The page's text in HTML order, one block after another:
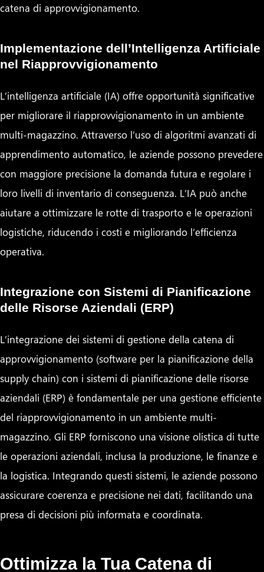
catena di approvvigionamento.
Implementazione dell’Intelligenza Artificiale
nel Riapprovvigionamento
L’intelligenza artificiale (IA) offre opportunità significative
per migliorare il riapprovvigionamento in un ambiente
multi-magazzino. Attraverso l’uso di algoritmi avanzati di
apprendimento automatico, le aziende possono prevedere
con maggiore precisione la domanda futura e regolare i
loro livelli di inventario di conseguenza. L’IA può anche
aiutare a ottimizzare le rotte di trasporto e le operazioni
logistiche, riducendo i costi e migliorando l’efficienza
operativa.
Integrazione con Sistemi di Pianificazione
delle Risorse Aziendali (ERP)
L’integrazione dei sistemi di gestione della catena di
approvvigionamento (software per la pianificazione della
supply chain) con i sistemi di pianificazione delle risorse
aziendali (ERP) è fondamentale per una gestione efficiente
del riapprovvigionamento in un ambiente multi-
magazzino. Gli ERP forniscono una visione olistica di tutte
le operazioni aziendali, inclusa la produzione, le finanze e
la logistica. Integrando questi sistemi, le aziende possono
assicurare coerenza e precisione nei dati, facilitando una
presa di decisioni più informata e coordinata.
Ottimizza la Tua Catena di